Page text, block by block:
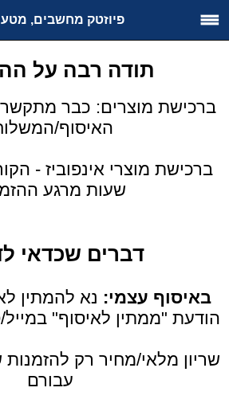
פיוזטק מחשבים,
תודה רבה על
ברכישת מוצרים: כבר
האיסוף/
שעות מרגע
דברים שכדאי
באיסוף עצמי: נא להמתין
הודעת "ממתין לאיסוף"
שריון מלאי/מחיר רק
עבורם